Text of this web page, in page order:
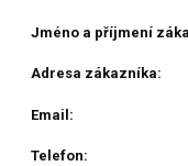
Jméno a příjmení
Adresa zákazníka:
Email:
Telefon: